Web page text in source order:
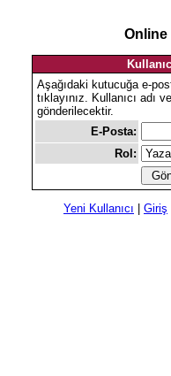
Online
Aşağıdaki kutucuğa e-
tıklayınız. Kullanıcı adı
gönderilecektir.
E-Posta:
Rol:
Yeni Kullanıcı | Giriş